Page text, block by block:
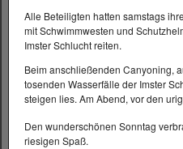
Alle Beteiligten hatten samstags
mit Schwimmwesten und
Imster Schlucht reiten.
Beim anschließenden Canyoning,
tosenden Wasserfälle der Imster
steigen lies. Am Abend, vor den
Den wunderschönen Sonntag
riesigen Spaß.